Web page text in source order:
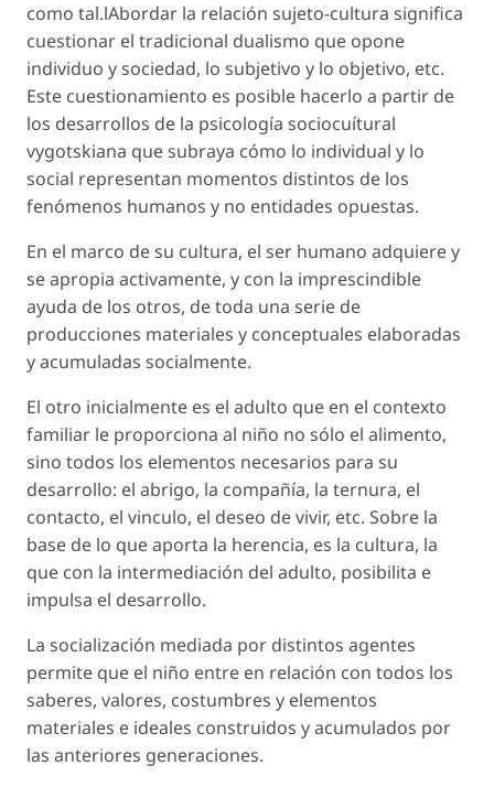
como tal.lAbordar la relación sujeto-cultura significa
cuestionar el tradicional dualismo que opone
individuo y sociedad, lo subjetivo y lo objetivo, etc.
Este cuestionamiento es posible hacerlo a partir de
los desarrollos de la psicología sociocuítural
vygotskiana que subraya cómo lo individual y lo
social representan momentos distintos de los
fenómenos humanos y no entidades opuestas.
En el marco de su cultura, el ser humano adquiere y
se apropia activamente, y con la imprescindible
ayuda de los otros, de toda una serie de
producciones materiales y conceptuales elaboradas
y acumuladas socialmente.
El otro inicialmente es el adulto que en el contexto
familiar le proporciona al niño no sólo el alimento,
sino todos los elementos necesarios para su
desarrollo: el abrigo, la compañía, la ternura, el
contacto, el vinculo, el deseo de vivir, etc. Sobre la
base de lo que aporta la herencia, es la cultura, la
que con la intermediación del adulto, posibilita e
impulsa el desarrollo.
La socialización mediada por distintos agentes
permite que el niño entre en relación con todos los
saberes, valores, costumbres y elementos
materiales e ideales construidos y acumulados por
las anteriores generaciones.